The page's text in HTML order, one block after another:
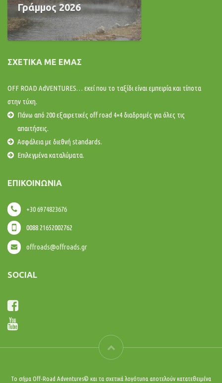
Γράμμος 2026
ΣΧΕΤΙΚΆ ΜΕ ΕΜΆΣ
OFF ROAD AdVENTURES… εκεί που το ταξίδι είναι εμπειρία και τίποτα
στην τύχη.
Πάνω από 200 εξαιρετικές off road 4×4 διαδρομές για όλες τις
απαιτήσεις.
Ασφάλεια με διεθνή standards.
Επιλεγμένα καταλύματα.
ΕΠΙΚΟΙΝΩΝΊΑ
+30 6974823676
0088 21652002762
offroads@offroads.gr
SOCIAL
Το σήμα Off-Road Adventures© και τα σχετικά λογότυπα αποτελούν κατατεθειμένα